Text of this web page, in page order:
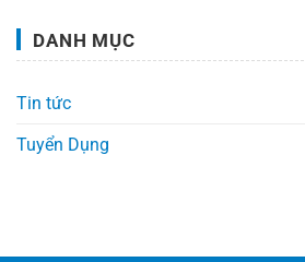
DANH MỤC
Tin tức
Tuyển Dụng